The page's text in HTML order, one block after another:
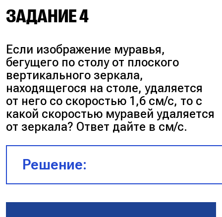
Во втором случае расстояние
предметом и изображением
По рисунку видим, что для
условия задачи предмет
отдалить на 3x от зеркала.
$3x = 3 \cdot 1,2 = 3,6$ м
Если предмет отдалить на 10 см от
зеркала, то расстояние станет
10 = 50 см.
Расстояние от предмета до
зеркала до изображения равны,
расстояние от предмета до
ЗАДАНИЕ 4
Если изображение муравья,
бегущего по столу от плоского
вертикального зеркала,
находящегося на столе, удаляется
от него со скоростью 1,6 см/с, то с
какой скоростью муравей удаляется
от зеркала? Ответ дайте в см/с.
Решение: